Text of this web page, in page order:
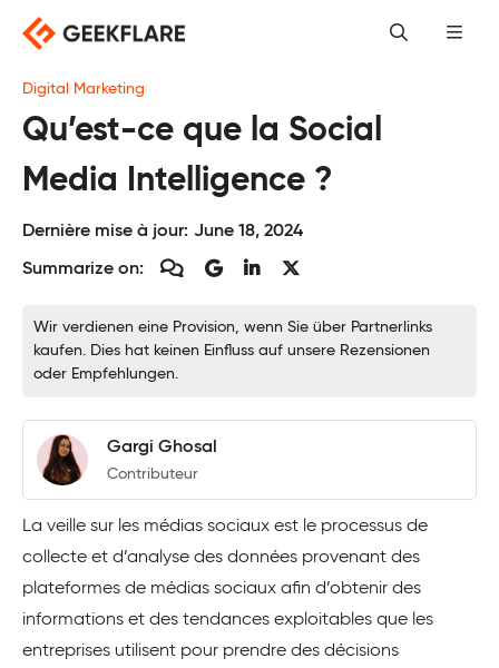
Skip
content
Digital Marketing
Qu’est-ce que la Social
Media Intelligence ?
Dernière mise à jour: June 18, 2024
Summarize on:
Wir verdienen eine Provision, wenn Sie über Partnerlinks
kaufen. Dies hat keinen Einfluss auf unsere Rezensionen
oder Empfehlungen.
Gargi Ghosal
Contributeur
La veille sur les médias sociaux est le processus de
collecte et d’analyse des données provenant des
plateformes de médias sociaux afin d’obtenir des
informations et des tendances exploitables que les
entreprises utilisent pour prendre des décisions